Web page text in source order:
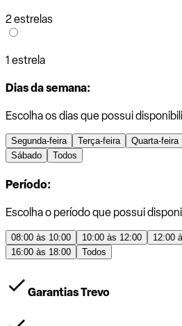
2 estrelas
1 estrela
Dias da semana:
Escolha os dias que possui
Segunda-feira Terça-feira Quarta-feira
Sábado
Todos
Período:
Escolha o período que possui
08:00 às 10:00 10:00 às 12:00 12:00
16:00 às 18:00
Todos
Garantias Trevo